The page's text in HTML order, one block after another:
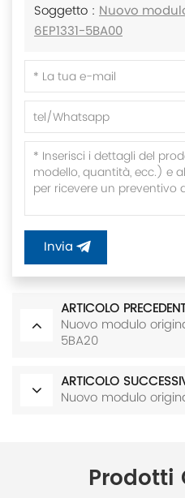
Soggetto : Nuovo
6EP1331-5BA00
Invia
ARTICOLO
Nuovo modulo
5BA20
ARTICOLO
Nuovo modulo
Prodotti